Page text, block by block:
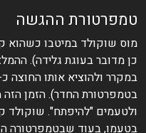
טמפרטורת ההגשה
מוס שוקולד במיטבו כשהוא
כן מדובר בעוגת גלידה).
בטמפרטורת החדר). הזמן
ולטעמים "להיפתח". שוקולד
בטעמו, בעוד שבטמפרטורה